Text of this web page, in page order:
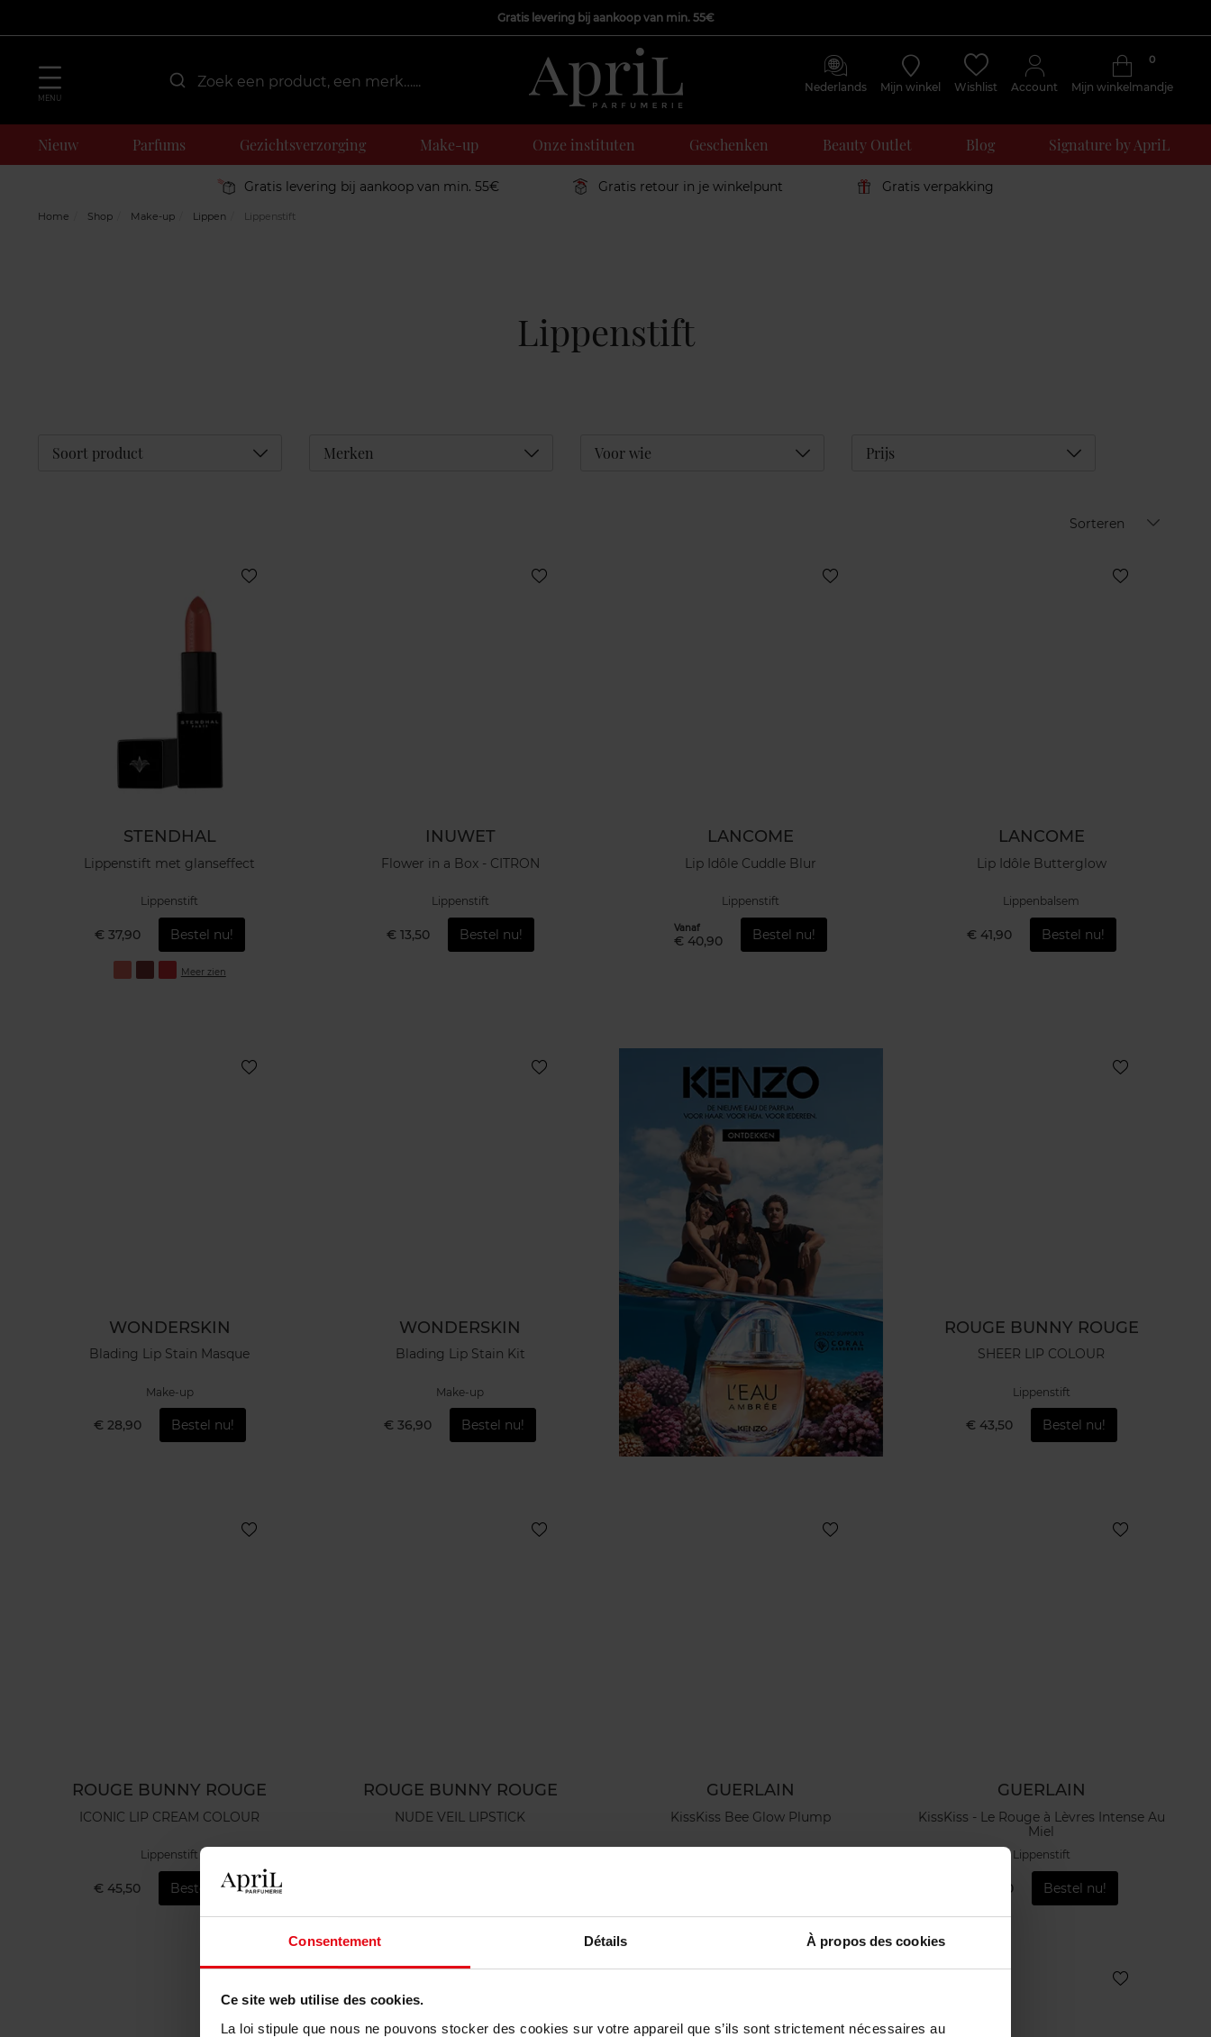
Consentement Détails À propos des cookies
Ce site web utilise des cookies.
La loi stipule que nous ne pouvons stocker des cookies sur votre appareil que s’ils sont strictement nécessaires au
Gratis levering bij aankoop van min. 55€
MENU
Nederlands Mijn winkel Wishlist Account Mijn winkelmandje
0
Nieuw Parfums Gezichtsverzorging Make-up Onze instituten Geschenken Beauty Outlet Blog Signature by ApriL
Gratis levering bij aankoop van min. 55€ Gratis retour in je winkelpunt Gratis verpakking
Home Shop Make-up Lippen Lippenstift
Lippenstift
Soort product Déplier Merken Déplier Voor wie Déplier Prijs Déplier
Sorteren
STENDHAL
Lippenstift met glanseffect
Lippenstift
€ 37,90 Bestel nu!
Meer zien
INUWET
Flower in a Box - CITRON
Lippenstift
€ 13,50 Bestel nu!
LANCOME
Lip Idôle Cuddle Blur
Lippenstift
Vanaf
€ 40,90 Bestel nu!
LANCOME
Lip Idôle Butterglow
Lippenbalsem
€ 41,90 Bestel nu!
WONDERSKIN
Blading Lip Stain Masque
Make-up
€ 28,90 Bestel nu!
WONDERSKIN
Blading Lip Stain Kit
Make-up
€ 36,90 Bestel nu!
ROUGE BUNNY ROUGE
SHEER LIP COLOUR
Lippenstift
€ 43,50 Bestel nu!
ROUGE BUNNY ROUGE
ICONIC LIP CREAM COLOUR
Lippenstift
€ 45,50 Bestel nu!
ROUGE BUNNY ROUGE
NUDE VEIL LIPSTICK
GUERLAIN
KissKiss Bee Glow Plump
GUERLAIN
KissKiss - Le Rouge à Lèvres Intense Au
Miel
Lippenstift
€ 49,90 Bestel nu!